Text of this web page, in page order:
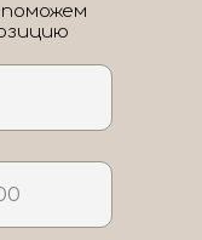
— Яндекс Карты